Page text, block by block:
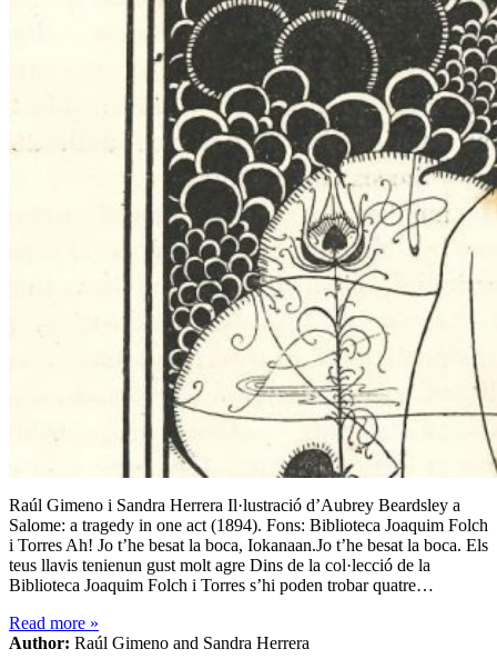
Raúl Gimeno i Sandra Herrera Il·lustració d’Aubrey Beardsley a
Salome: a tragedy in one act (1894). Fons: Biblioteca Joaquim Folch
i Torres Ah! Jo t’he besat la boca, Iokanaan.Jo t’he besat la boca. Els
teus llavis tenienun gust molt agre Dins de la col·lecció de la
Biblioteca Joaquim Folch i Torres s’hi poden trobar quatre…
Read more »
Author: Raúl Gimeno and Sandra Herrera